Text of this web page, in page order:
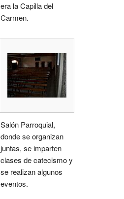
era la Capilla del
Carmen.
Salón Parroquial,
donde se organizan
juntas, se imparten
clases de catecismo y
se realizan algunos
eventos.